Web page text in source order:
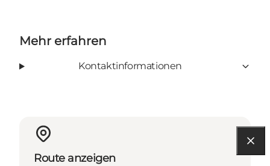
Mehr erfahren
Kontaktinformationen
Route anzeigen